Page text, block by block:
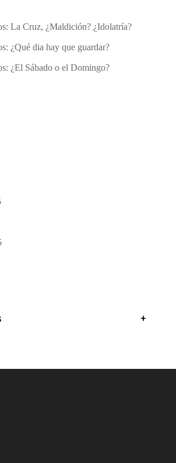
La Cruz, ¿Maldición? ¿Idolatría?
¿Qué dia hay que guardar?
¿El Sábado o el Domingo?
+